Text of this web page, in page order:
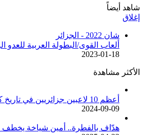
شاهد أيضاً
إغلاق
شان 2022 - الجزائر
ألعاب القوى/البطولة العربية للعدو الريفي-2023: الجزائر حاضرة في
2023-01-18
الأكثر مشاهدة
أعظم 10 لاعبين جزائريين في تاريخ كرة القدم
2024-09-09
هدّاف بالفطرة.. أمين شياخة يخطف